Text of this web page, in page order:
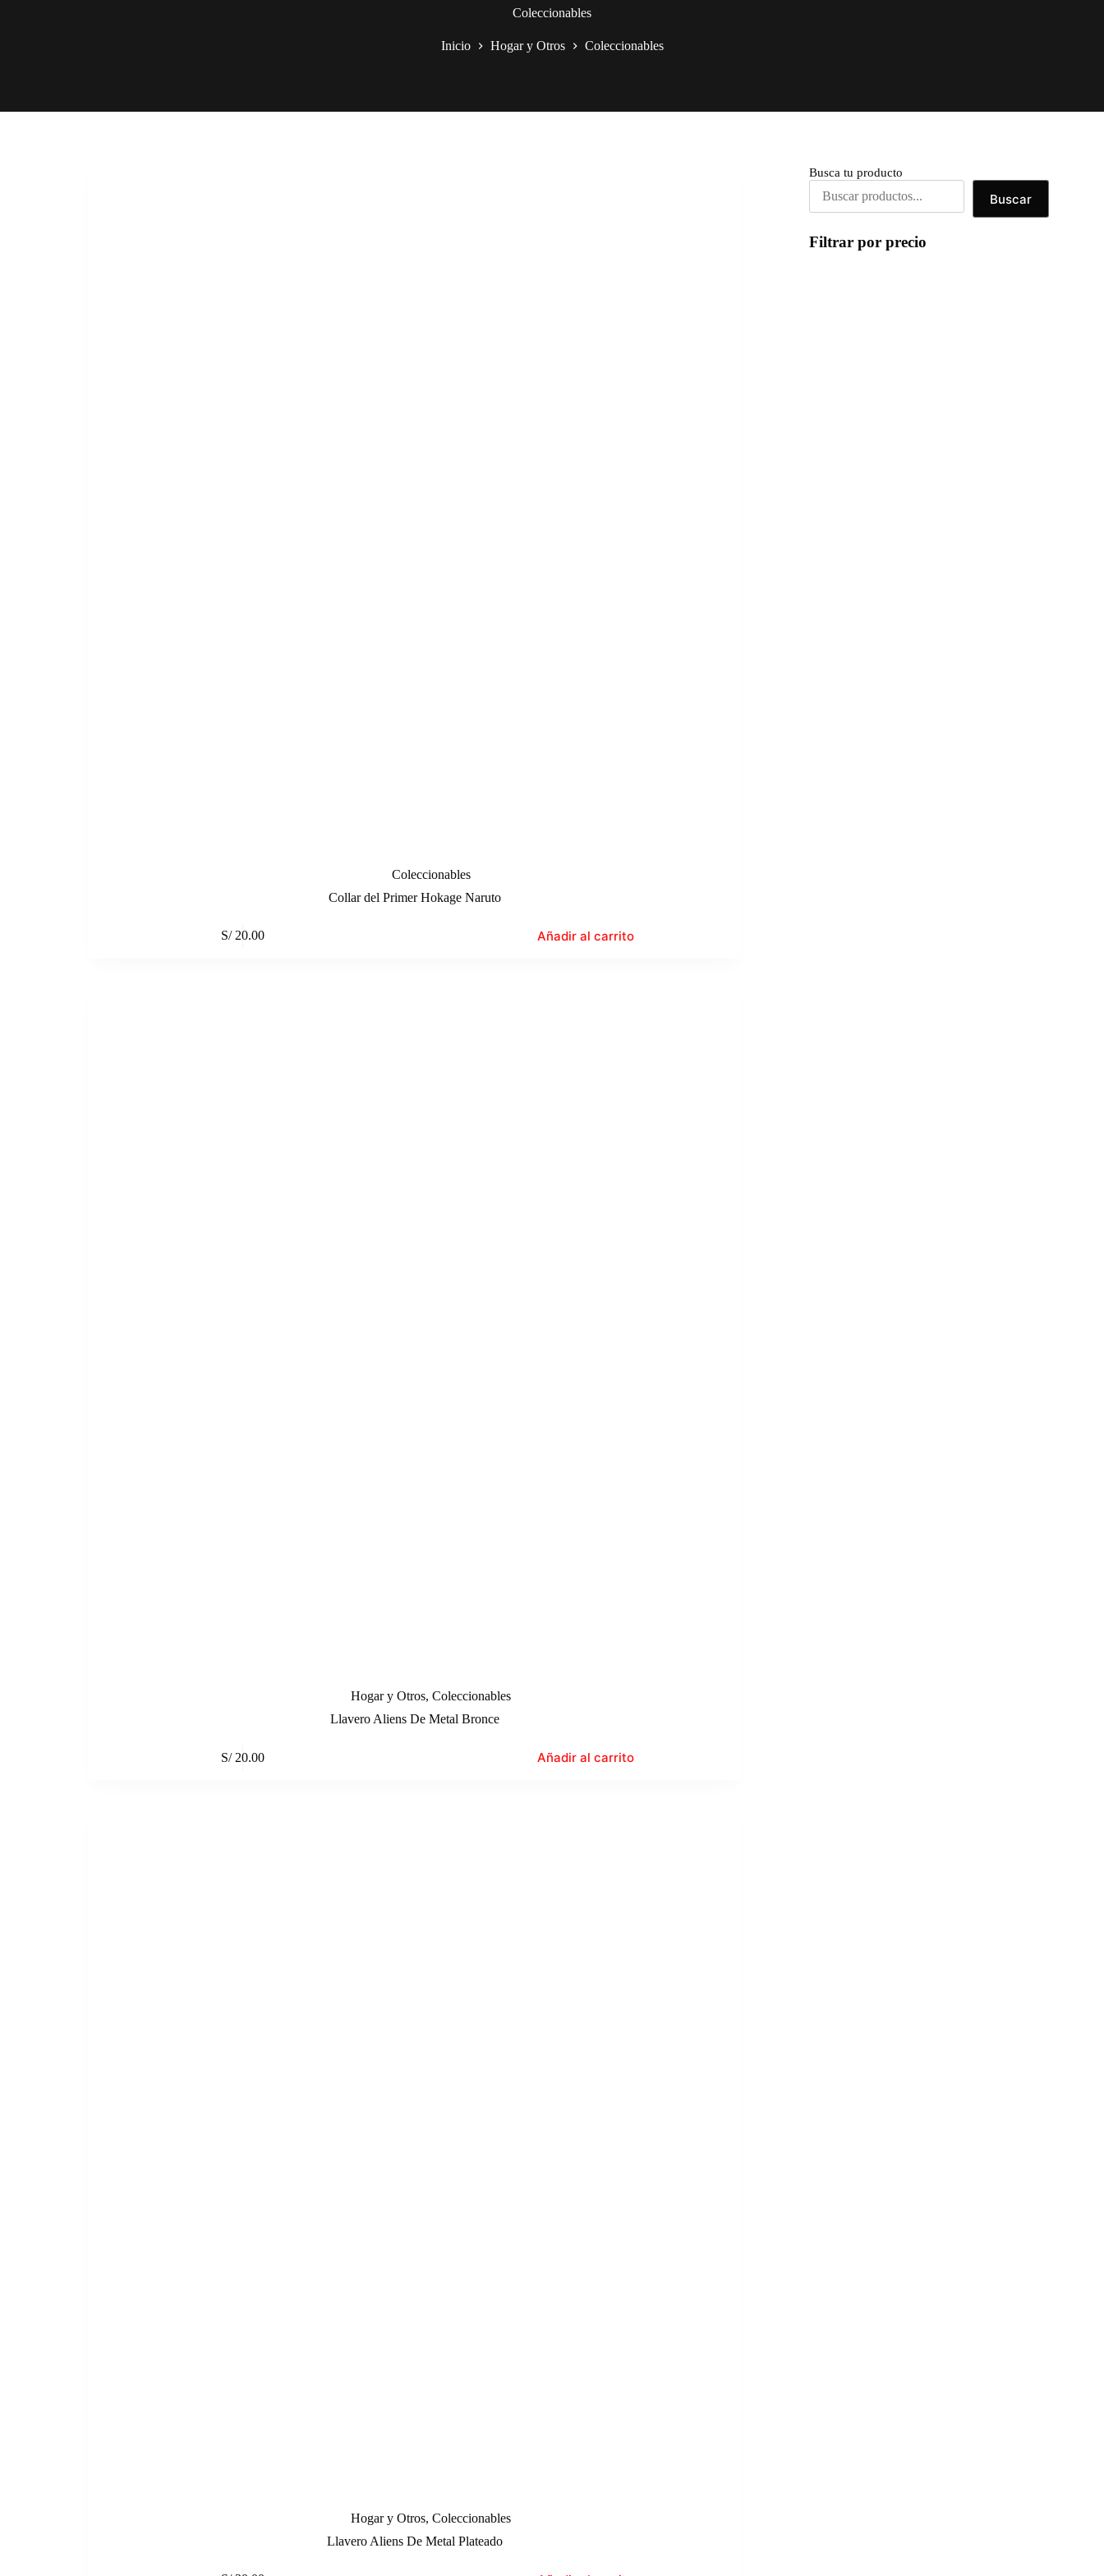
Coleccionables
Inicio Hogar y Otros Coleccionables
Coleccionables
Collar del Primer Hokage Naruto
S/20.00 Añadir al carrito
Hogar y Otros,Coleccionables
Llavero Aliens De Metal Bronce
S/20.00 Añadir al carrito
Hogar y Otros,Coleccionables
Llavero Aliens De Metal Plateado
Busca tu producto
Buscar
Filtrar por precio